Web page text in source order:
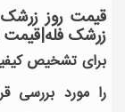
قیمت روز
زرشک
برای تشخیص
را مورد بررسی